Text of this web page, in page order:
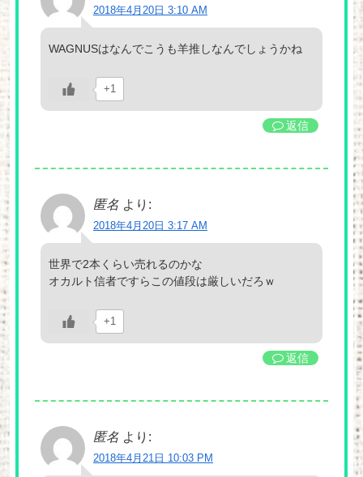
2018年4月20日 3:10 AM
WAGNUSはなんでこうも羊推しなんでしょうかね
+1
返信
匿名 より:
2018年4月20日 3:17 AM
世界で2本くらい売れるのかな
オカルト信者ですらこの値段は厳しいだろｗ
+1
返信
匿名 より:
2018年4月21日 10:03 PM